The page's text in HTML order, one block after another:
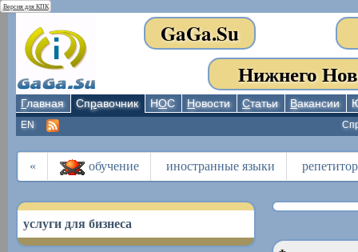
Версия для КПК
GaGa.Su
Нижнего
Главная Справочник НОС Новости Статьи Вакансии
EN
« обучение иностранные языки
услуги для бизнеса